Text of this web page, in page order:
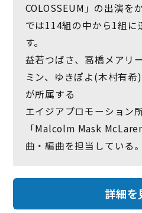
COLOSSEUM」の出演を
では114組の中から1組に
す。
益若つばさ、高橋メアリ
ミン、ゆきぽよ(木村有
が所属する
エイジアプロモーション
「Malcolm Mask
曲・編曲を担当している。
詳細を